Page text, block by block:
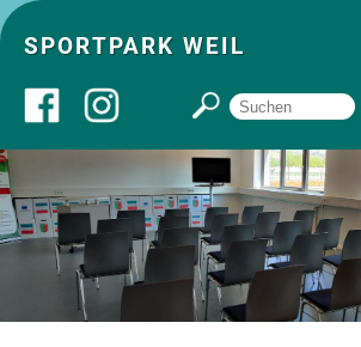
SPORTPARK WEIL
Über uns
Startseite
Angebote